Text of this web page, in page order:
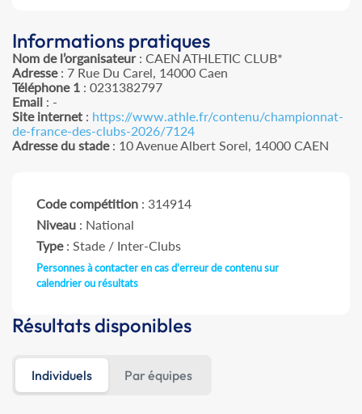
Informations pratiques
Nom de l’organisateur: CAEN ATHLETIC CLUB*
Adresse: 7 Rue Du Carel, 14000 Caen
Téléphone 1 : 0231382797
Email : -
Site internet : https://www.athle.fr/contenu/championnat-
de-france-des-clubs-2026/7124
Adresse du stade: 10 Avenue Albert Sorel, 14000 CAEN
Code compétition : 314914
Niveau : National
Type: Stade / Inter-Clubs
Personnes à contacter en cas d'erreur de contenu sur
calendrier ou résultats
Résultats disponibles
Individuels Par équipes